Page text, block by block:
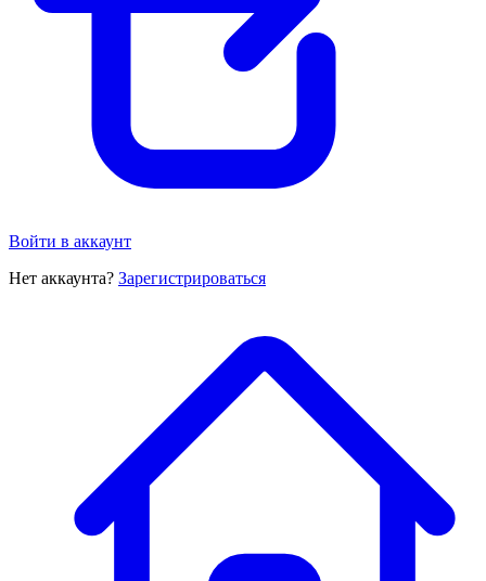
Войти в аккаунт
Нет аккаунта? Зарегистрироваться